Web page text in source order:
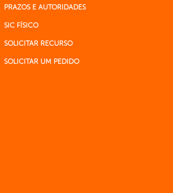
PRAZOS E AUTORIDADES
SIC FÍSICO
SOLICITAR RECURSO
SOLICITAR UM PEDIDO